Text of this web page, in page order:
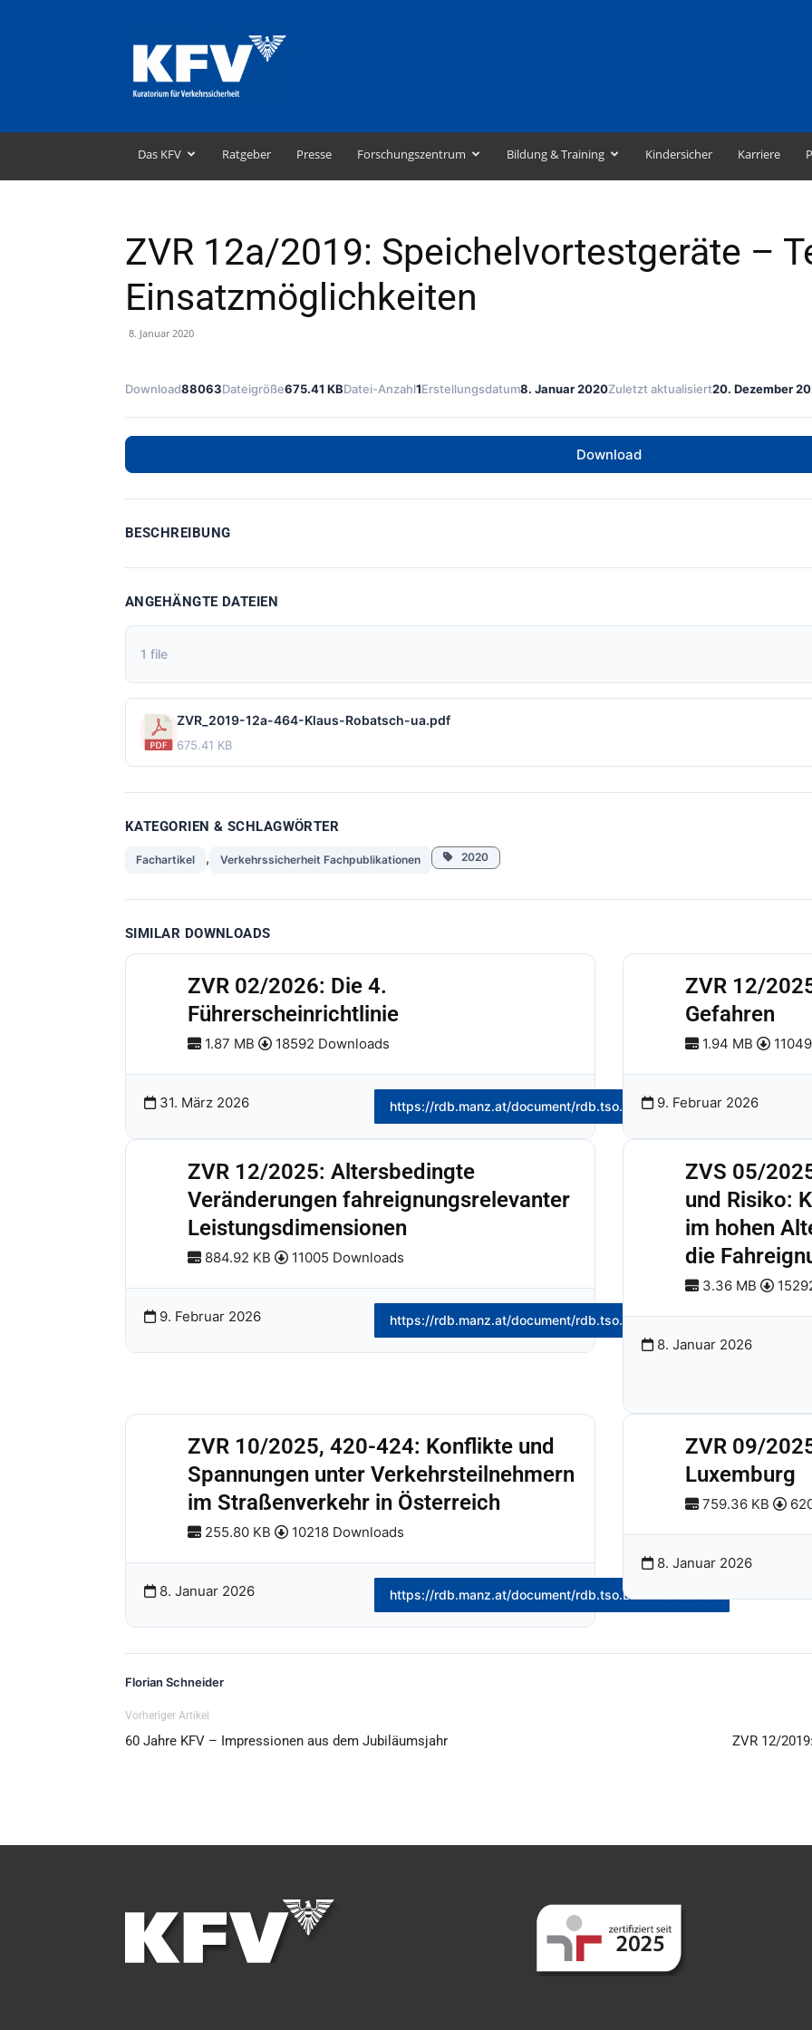
–
Kuratorium
für
Das KFV Ratgeber Presse Forschungszentrum Bildung & Training Kindersicher Karriere
ZVR 12a/2019: Speichelvortestgeräte –
Einsatzmöglichkeiten
8. Januar 2020
Download88063Dateigröße675.41 KBDatei-Anzahl1Erstellungsdatum8. Januar 2020Zuletzt aktualisiert20. Dezember
Download
BESCHREIBUNG
ANGEHÄNGTE DATEIEN
1 file
ZVR_2019-12a-464-Klaus-Robatsch-ua.pdf
675.41 KB
KATEGORIEN & SCHLAGWÖRTER
Fachartikel , Verkehrssicherheit Fachpublikationen 2020
SIMILAR DOWNLOADS
ZVR 02/2026: Die 4.
Führerscheinrichtlinie
1.87 MB 18592 Downloads
31. März 2026 https://rdb.manz.at/document/rdb.tso.LIzvr20260211
ZVR 12/
Gefahren
1.94 MB
9. Februar 2026
ZVR 12/2025: Altersbedingte
Veränderungen fahreignungsrelevanter
Leistungsdimensionen
884.92 KB 11005 Downloads
9. Februar 2026 https://rdb.manz.at/document/rdb.tso.LIzvr20251204
ZVS 05/
und Risiko:
im hohen
die
3.36 MB
8. Januar 2026
ZVR 10/2025, 420-424: Konflikte und
Spannungen unter Verkehrsteilnehmern
im Straßenverkehr in Österreich
255.80 KB 10218 Downloads
8. Januar 2026 https://rdb.manz.at/document/rdb.tso.LIzvr20251010
ZVR 09/
Luxemburg
759.36 KB
8. Januar 2026
Florian Schneider
Vorheriger Artikel
60 Jahre KFV – Impressionen aus dem Jubiläumsjahr
ZVR 12/